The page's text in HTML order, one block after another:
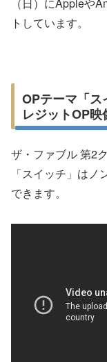
（日）にAppleや
トしています。
OPテーマ「ス
レジットOP映
ザ・ファブル 第2
「スイッチ」は
できます。